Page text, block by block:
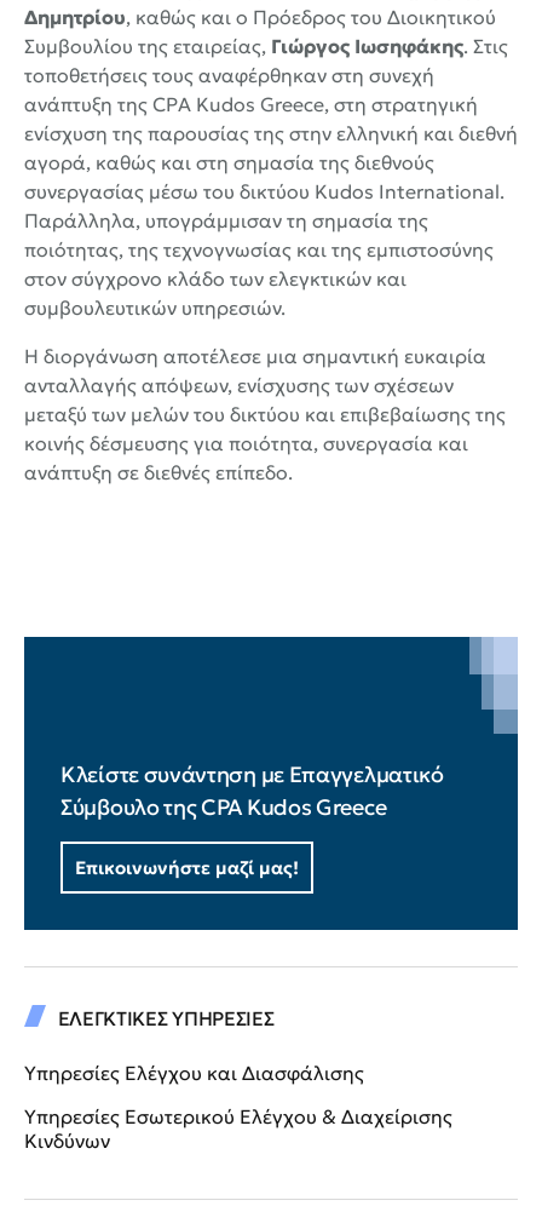
Δημητρίου, καθώς και ο Πρόεδρος του Διοικητικού
Συμβουλίου της εταιρείας, Γιώργος Ιωσηφάκης. Στις
τοποθετήσεις τους αναφέρθηκαν στη συνεχή
ανάπτυξη της CPA Kudos Greece, στη στρατηγική
ενίσχυση της παρουσίας της στην ελληνική και διεθνή
αγορά, καθώς και στη σημασία της διεθνούς
συνεργασίας μέσω του δικτύου Kudos International.
Παράλληλα, υπογράμμισαν τη σημασία της
ποιότητας, της τεχνογνωσίας και της εμπιστοσύνης
στον σύγχρονο κλάδο των ελεγκτικών και
συμβουλευτικών υπηρεσιών.
Η διοργάνωση αποτέλεσε μια σημαντική ευκαιρία
ανταλλαγής απόψεων, ενίσχυσης των σχέσεων
μεταξύ των μελών του δικτύου και επιβεβαίωσης της
κοινής δέσμευσης για ποιότητα, συνεργασία και
ανάπτυξη σε διεθνές επίπεδο.
Κλείστε συνάντηση με Επαγγελματικό
Σύμβουλο της CPA Kudos Greece
Επικοινωνήστε μαζί μας!
ΕΛΕΓΚΤΙΚΕΣ ΥΠΗΡΕΣΙΕΣ
Υπηρεσίες Ελέγχου και Διασφάλισης
Υπηρεσίες Εσωτερικού Ελέγχου & Διαχείρισης
Κινδύνων